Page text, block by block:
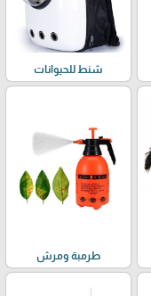
شنط للحيوانات
طرمبة ومرش